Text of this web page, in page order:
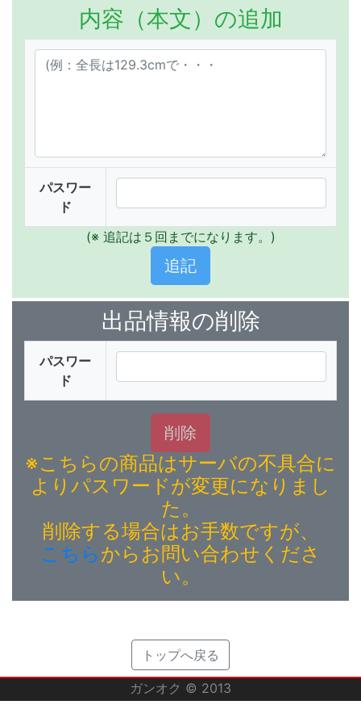
内容（本文）の追加
パスワー
ド
(※ 追記は５回までになります。)
出品情報の削除
パスワー
ド
※こちらの商品はサーバの不具合に
よりパスワードが変更になりまし
た。
削除する場合はお手数ですが、
こちら からお問い合わせくださ
い。
トップへ戻る
ガンオク © 2013